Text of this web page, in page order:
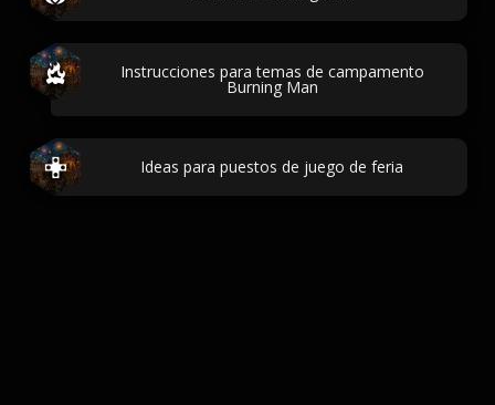
Instrucciones para temas de campamento
Burning Man
Ideas para puestos de juego de feria